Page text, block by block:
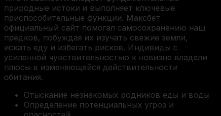
природные истоки и выполняет ключевые
приспособительные функции. Максбет
официальный сайт помогал самосохранению наш
предков, побуждая их изучать свежие земли,
искать еду и избегать рисков. Индивиды с
усиленной чувствительностью к новизне владели
плюсы в изменяющейся действительности
обитания.
Отыскание незнакомых родников еды и воды
Определение потенциальных угроз и